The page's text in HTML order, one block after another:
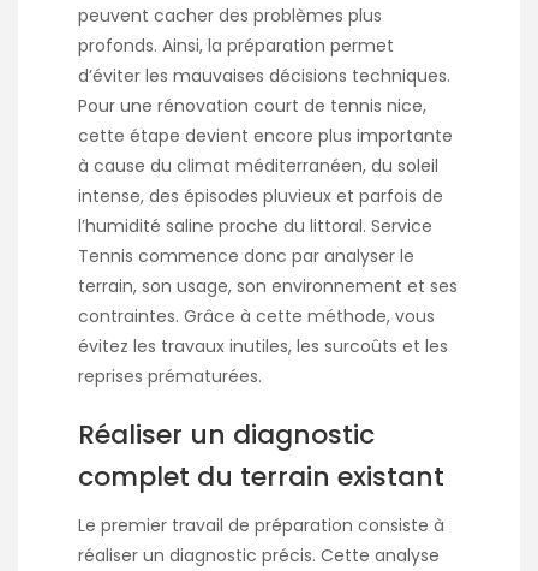
peuvent cacher des problèmes plus
profonds. Ainsi, la préparation permet
d’éviter les mauvaises décisions techniques.
Pour une rénovation court de tennis nice,
cette étape devient encore plus importante
à cause du climat méditerranéen, du soleil
intense, des épisodes pluvieux et parfois de
l’humidité saline proche du littoral. Service
Tennis commence donc par analyser le
terrain, son usage, son environnement et ses
contraintes. Grâce à cette méthode, vous
évitez les travaux inutiles, les surcoûts et les
reprises prématurées.
Réaliser un diagnostic
complet du terrain existant
Le premier travail de préparation consiste à
réaliser un diagnostic précis. Cette analyse